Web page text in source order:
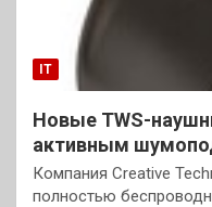
IT
Новые TWS-
активным
Компания Creative
полностью